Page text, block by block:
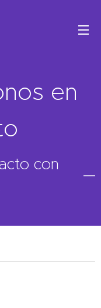
en
con